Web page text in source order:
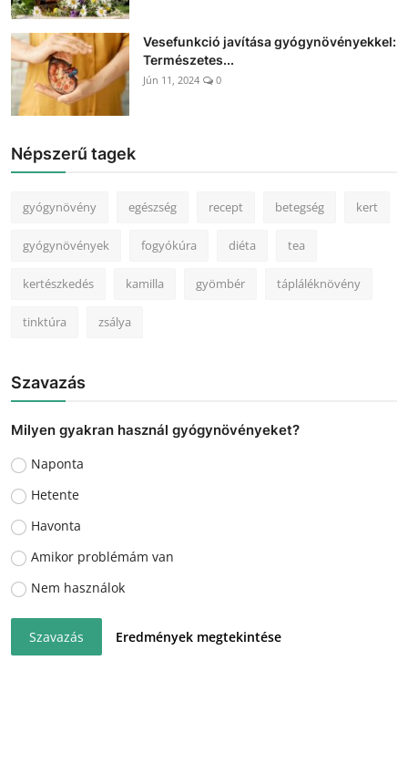
Vesefunkció javítása gyógynövényekkel:
Természetes...
Jún 11, 2024 0
Népszerű tagek
gyógynövény egészség recept betegség kert
gyógynövények fogyókúra diéta tea
kertészkedés kamilla gyömbér tápláléknövény
tinktúra zsálya
Szavazás
Milyen gyakran használ gyógynövényeket?
Naponta
Hetente
Havonta
Amikor problémám van
Nem használok
Szavazás Eredmények megtekintése